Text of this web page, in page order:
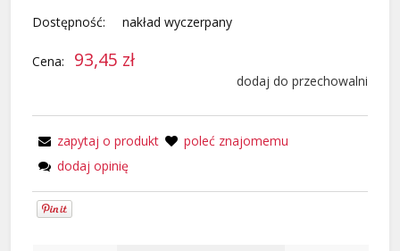
Dostępność: nakład wyczerpany
Cena: 93,45 zł
dodaj do przechowalni
zapytaj o produkt
poleć znajomemu
dodaj opinię